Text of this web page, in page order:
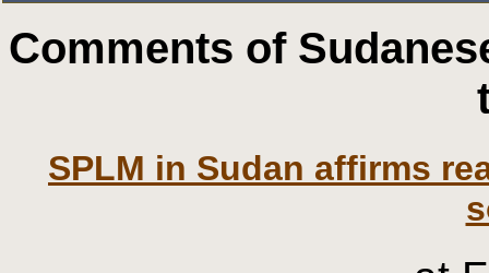
Comments of
SPLM in Sudan affirms